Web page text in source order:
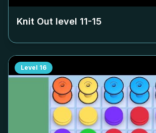
Knit Out level 11-15
Level 16